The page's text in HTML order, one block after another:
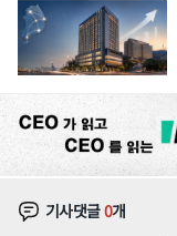
기사댓글0개